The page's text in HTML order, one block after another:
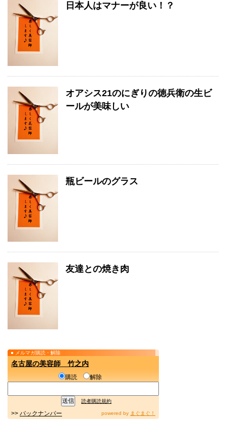
日本人はマナーが良い！？
オアシス21のにぎりの徳兵衛の生ビ
ールが美味しい
瓶ビールのグラス
友達との焼き肉
メルマガ購読・解除
名古屋の美容師 竹之内
購読 解除
読者購読規約
>> バックナンバー powered by まぐまぐ！